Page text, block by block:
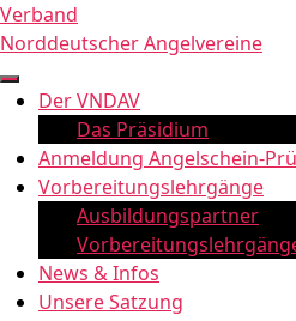
Zum
Inhalt
springen
Verband
Norddeutscher Angelvereine
Der VNDAV
Das Präsidium
Anmeldung Angelschein-
Vorbereitungslehrgänge
Ausbildungspartner
News & Infos
Unsere Satzung